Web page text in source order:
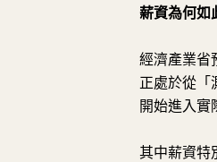
薪資為何如
經濟產業省
正處於從「
開始進入實
其中薪資特